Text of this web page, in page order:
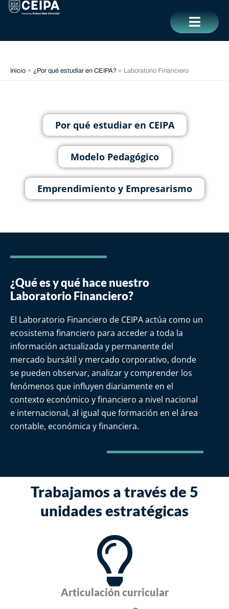
contenido
Inicio ¿Por qué estudiar en CEIPA? Laboratorio Financiero
Por qué estudiar en CEIPA
Modelo Pedagógico
Emprendimiento y Empresarismo
¿Qué es y qué hace nuestro
Laboratorio Financiero?​
El Laboratorio Financiero de CEIPA actúa como un
ecosistema financiero para acceder a toda la
información actualizada y permanente del
mercado bursátil y mercado corporativo, donde
se pueden observar, analizar y comprender los
fenómenos que influyen diariamente en el
contexto económico y financiero a nivel nacional
e internacional, al igual que formación en el área
contable, económica y financiera.
Trabajamos a través de 5
unidades estratégicas
Articulación curricular